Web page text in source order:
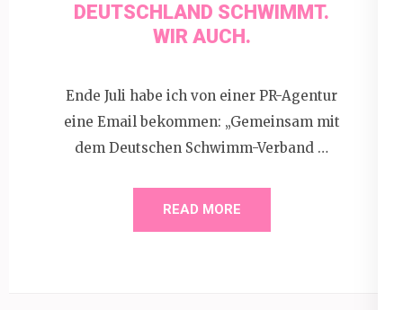
DEUTSCHLAND SCHWIMMT.
WIR AUCH.
Ende Juli habe ich von einer PR-Agentur
eine Email bekommen: „Gemeinsam mit
dem Deutschen Schwimm-Verband …
READ MORE